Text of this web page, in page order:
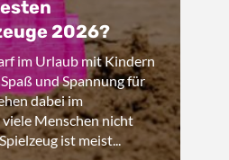
2026?
im Urlaub mit Kindern
und Spannung für
dabei im
Menschen nicht
ist meist...